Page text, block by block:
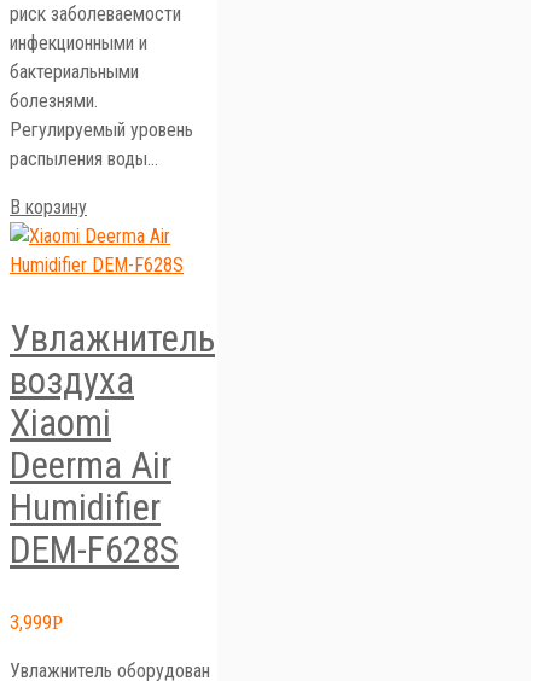
риск заболеваемости
инфекционными и
бактериальными
болезнями.
Регулируемый уровень
распыления воды…
В корзину
Увлажнитель
воздуха
Xiaomi
Deerma Air
Humidifier
DEM-F628S
3,999Р
Увлажнитель оборудован